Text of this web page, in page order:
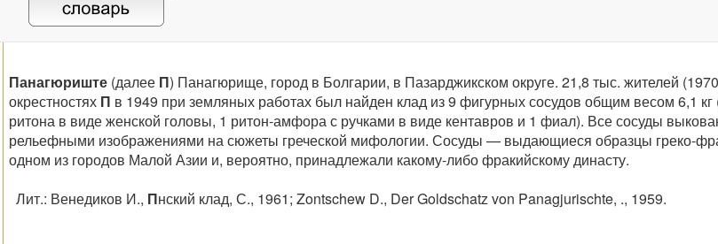
Панагюриште (далее П) Панагюрище, город в Болгарии, в Пазарджикском округе. 21,8 тыс. жителей
окрестностях П в 1949 при земляных работах был найден клад из 9 фигурных сосудов общим весом 6,1 кг
ритона в виде женской головы, 1 ритон-амфора с ручками в виде кентавров и 1 фиал). Все сосуды
рельефными изображениями на сюжеты греческой мифологии. Сосуды — выдающиеся образцы греко-
одном из городов Малой Азии и, вероятно, принадлежали какому-либо фракийскому династу.
Лит.: Венедиков И., Пнский клад, С., 1961; Zontschew D., Der Goldschatz von Panagjurischte, ., 1959.